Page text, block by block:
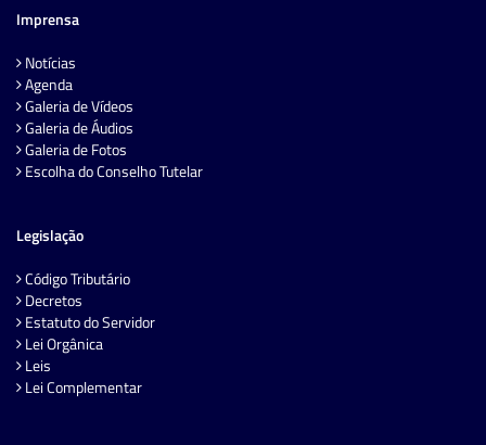
Imprensa
Notícias
Agenda
Galeria de Vídeos
Galeria de Áudios
Galeria de Fotos
Escolha do Conselho Tutelar
Legislação
Código Tributário
Decretos
Estatuto do Servidor
Lei Orgânica
Leis
Lei Complementar